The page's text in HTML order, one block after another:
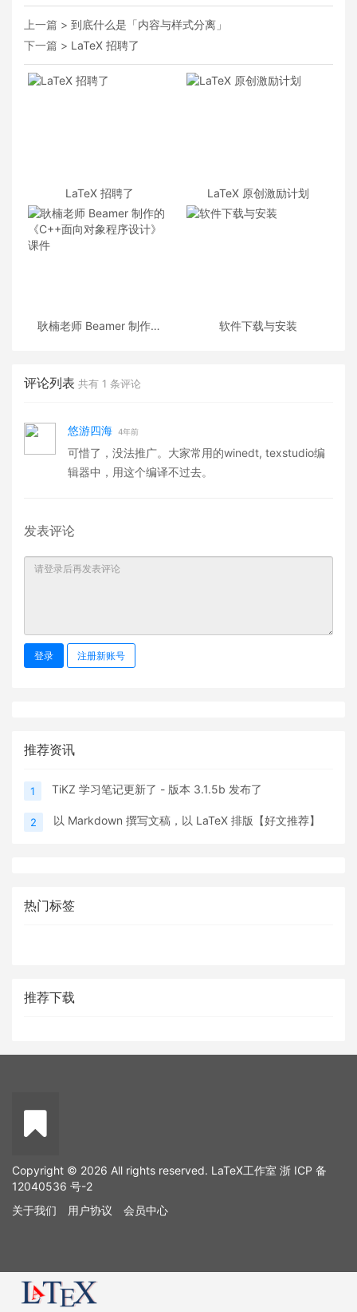
上一篇 > 到底什么是「内容与样式分离」
下一篇 > LaTeX 招聘了
LaTeX 招聘了 LaTeX 原创激励计划
耿楠老师 Beamer 制作的
软件下载与安装
评论列表 共有 1 条评论
悠游四海 4年前
可惜了，没法推广。大家常用的winedt, texstudio编
辑器中，用这个编译不过去。
发表评论
登录 注册新账号
推荐资讯
1 TiKZ 学习笔记更新了 - 版本 3.1.5b 发布了
2 以 Markdown 撰写文稿，以 LaTeX 排版【好文推荐】
热门标签
推荐下载
Copyright © 2026 All rights reserved. LaTeX工作室 浙 ICP 备
12040536 号-2
关于我们
用户协议 会员中心